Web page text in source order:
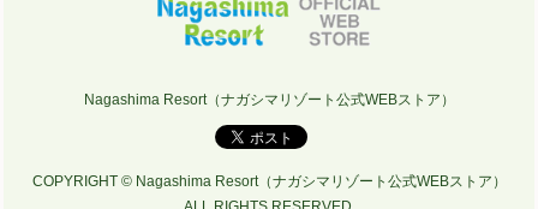
Nagashima Resort（ナガシマリゾート公式WEBストア）
COPYRIGHT © Nagashima Resort（ナガシマリゾート公式WEBストア）